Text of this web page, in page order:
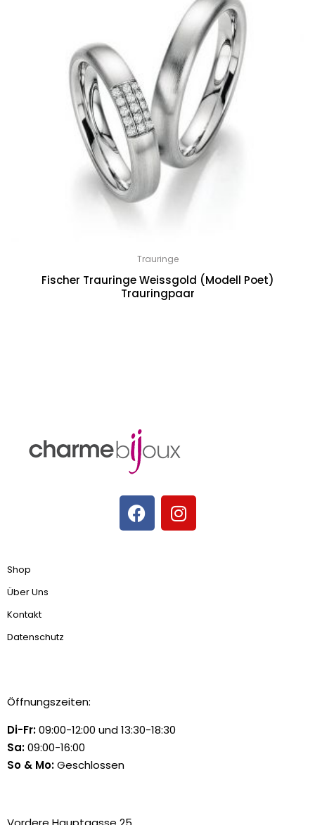
Trauringe
Fischer Trauringe Weissgold (Modell Poet)
Trauringpaar
Shop
Über Uns
Kontakt
Datenschutz
Öffnungszeiten:
Di-Fr:09:00-12:00 und 13:30-18:30
Sa:09:00-16:00
So & Mo:Geschlossen